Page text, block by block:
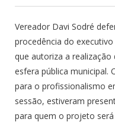
Vereador Davi Sodré
procedência do
que autoriza a
esfera pública municipal.
para o profissionalismo
sessão, estiveram
para quem o projeto será